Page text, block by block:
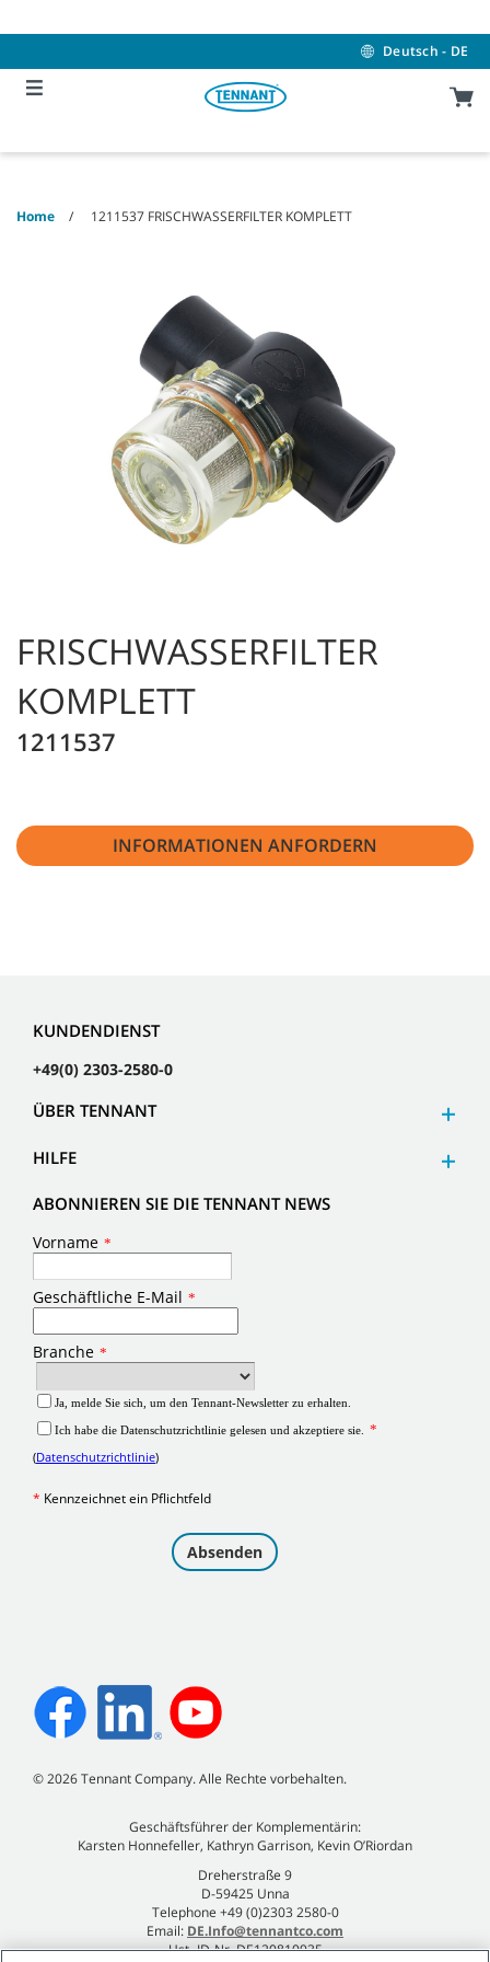
to
to
menu
Deutsch - DE
Home 1211537 FRISCHWASSERFILTER KOMPLETT
FRISCHWASSERFILTER
KOMPLETT
1211537
INFORMATIONEN ANFORDERN
KUNDENDIENST
+49(0) 2303-2580-0
ÜBER TENNANT
HILFE
ABONNIEREN SIE DIE TENNANT NEWS
©2026Tennant Company. Alle Rechte vorbehalten.
Geschäftsführer der Komplementärin:
Karsten Honnefeller, Kathryn Garrison, Kevin O’Riordan
Dreherstraße 9
D-59425 Unna
Telephone +49 (0)2303 2580-0
Email: DE.Info@tennantco.com
Ust.-ID-Nr. DE120810935